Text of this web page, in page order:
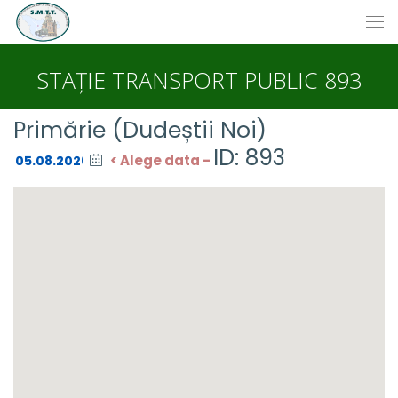
STAȚIE TRANSPORT PUBLIC 893
Primărie (Dudeștii Noi)
< Alege data - ID: 893